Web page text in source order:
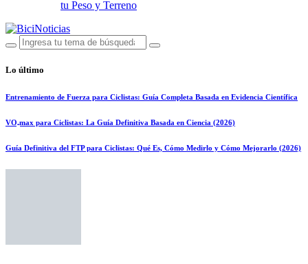
tu Peso y Terreno
Lo último
Entrenamiento de Fuerza para Ciclistas: Guía Completa Basada en Evidencia Científica
VO₂max para Ciclistas: La Guía Definitiva Basada en Ciencia (2026)
Guía Definitiva del FTP para Ciclistas: Qué Es, Cómo Medirlo y Cómo Mejorarlo (2026)